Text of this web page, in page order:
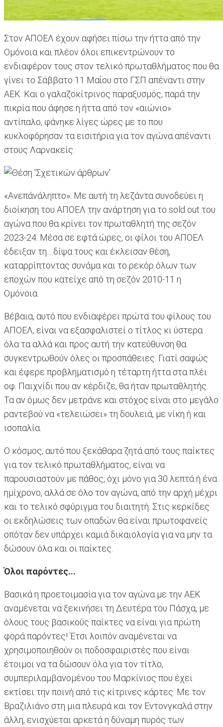
Στον ΑΠΟΕΛ έχουν αφήσει πίσω την ήττα από την
Ομόνοια και πλέον όλοι επικεντρώνουν το
ενδιαφέρον τους στον τελικό πρωταθλήματος που θα
γίνει το Σάββατο 11 Μαΐου στο ΓΣΠ απέναντι στην
ΑΕΚ. Και ο γαλαζοκίτρινος παραξυσμός, παρά την
πικρία που άφησε η ήττα από τον «αιώνιο»
αντίπαλο, φάνηκε λίγες ώρες με το που
κυκλοφόρησαν τα εισιτήρια για τον αγώνα απέναντι
στους Λαρνακείς.
«Ανεπάνάληπτο». Με αυτή τη λεζάντα συνοδεύει η
διοίκηση του ΑΠΟΕΛ την ανάρτηση για το sold out του
αγώνα που θα κρίνει τον πρωταθλητή της σεζόν
2023-24. Μέσα σε εφτά ώρες, οι φίλοι του ΑΠΟΕΛ
έδειξαν τη... δίψα τους και έκλεισαν θέση,
καταρρίπτοντας συνάμα και το ρεκόρ όλων των
εποχών που κατείχε από τη σεζόν 2010-11 η
Ομόνοια.
Βέβαια, αυτό που ενδιαφέρει πρώτα του φίλους του
ΑΠΟΕΛ, είναι να εξασφαλιστεί ο τίτλος κι ύστερα
όλα τα αλλά και προς αυτή την κατεύθυνση θα
συγκεντρωθούν όλες οι προσπάθειες. Γιατί σαφώς
και έφερε προβληματισμό η τέταρτη ήττα στα πλέι
οφ. Παιχνίδι που αν κέρδιζε, θα ήταν πρωταθλητής.
Τα αν όμως δεν μετράνε και στόχος είναι στο μεγάλο
ραντεβού να «τελειώσει» τη δουλειά, με νίκη ή και
ισοπαλία.
Ο κόσμος, αυτό που ξεκάθαρα ζητά από τους παίκτες
για τον τελικό πρωταθλήματος, είναι να
παρουσιαστούν με πάθος, όχι μόνο για 30 λεπτά ή ένα
ημίχρονο, αλλά σε όλο τον αγώνα, από την αρχή μέχρι
και το τελικό σφύριγμα του διαιτητή. Στις κερκίδες
οι εκδηλώσεις των οπαδών θα είναι πρωτοφανείς
οπόταν δεν υπάρχει καμιά δικαιολογία για να μην τα
δώσουν όλα και οι παίκτες.
Όλοι παρόντες...
Βασικά η προετοιμασία για τον αγώνα με την ΑΕΚ
αναμένεται να ξεκινήσει τη Δευτέρα του Πάσχα, με
όλους τους βασικούς παίκτες να είναι για πρώτη
φορά παρόντες! Έτσι λοιπόν αναμένεται να
χρησιμοποιηθούν οι ποδοσφαιριστές που είναι
έτοιμοι να τα δώσουν όλα για τον τίτλο,
συμπεριλαμβανομένου του Μαρκίνιος που έχει
εκτίσει την ποινή από τις κίτρινες κάρτες. Με τον
Βραζιλιάνο στη μια πλευρά και τον Εντονγκαλά στην
άλλη, ενισχύεται αρκετά η δύναμη πυρός των